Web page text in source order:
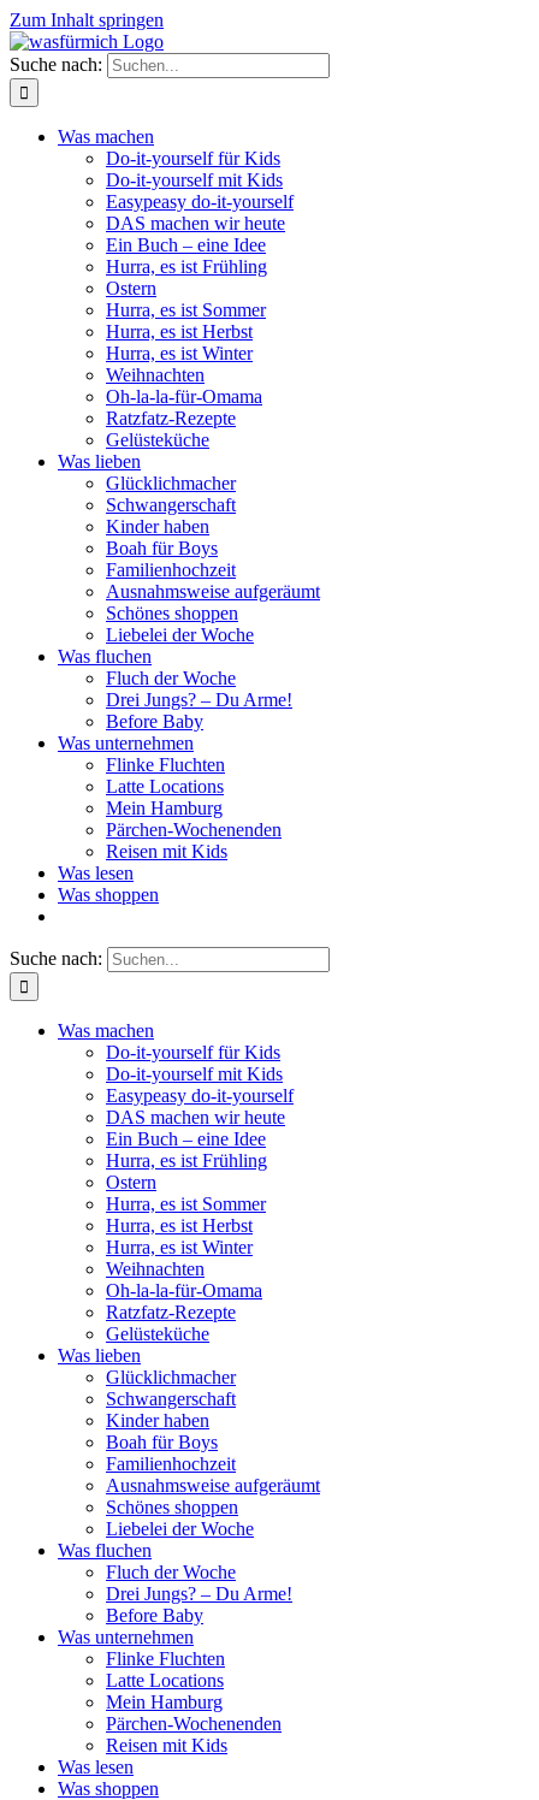
Zum Inhalt springen
Suche nach:
Was machen
Do-it-yourself für Kids
Do-it-yourself mit Kids
Easypeasy do-it-yourself
DAS machen wir heute
Ein Buch – eine Idee
Hurra, es ist Frühling
Ostern
Hurra, es ist Sommer
Hurra, es ist Herbst
Hurra, es ist Winter
Weihnachten
Oh-la-la-für-Omama
Ratzfatz-Rezepte
Gelüsteküche
Was lieben
Glücklichmacher
Schwangerschaft
Kinder haben
Boah für Boys
Familienhochzeit
Ausnahmsweise aufgeräumt
Schönes shoppen
Liebelei der Woche
Was fluchen
Fluch der Woche
Drei Jungs? – Du Arme!
Before Baby
Was unternehmen
Flinke Fluchten
Latte Locations
Mein Hamburg
Pärchen-Wochenenden
Reisen mit Kids
Was lesen
Was shoppen
Suche nach:
Was machen
Do-it-yourself für Kids
Do-it-yourself mit Kids
Easypeasy do-it-yourself
DAS machen wir heute
Ein Buch – eine Idee
Hurra, es ist Frühling
Ostern
Hurra, es ist Sommer
Hurra, es ist Herbst
Hurra, es ist Winter
Weihnachten
Oh-la-la-für-Omama
Ratzfatz-Rezepte
Gelüsteküche
Was lieben
Glücklichmacher
Schwangerschaft
Kinder haben
Boah für Boys
Familienhochzeit
Ausnahmsweise aufgeräumt
Schönes shoppen
Liebelei der Woche
Was fluchen
Fluch der Woche
Drei Jungs? – Du Arme!
Before Baby
Was unternehmen
Flinke Fluchten
Latte Locations
Mein Hamburg
Pärchen-Wochenenden
Reisen mit Kids
Was lesen
Was shoppen